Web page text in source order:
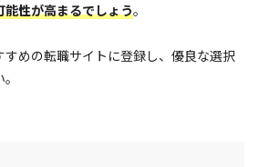
性が高まるでしょう。
めの転職サイトに登録し、優良な選択